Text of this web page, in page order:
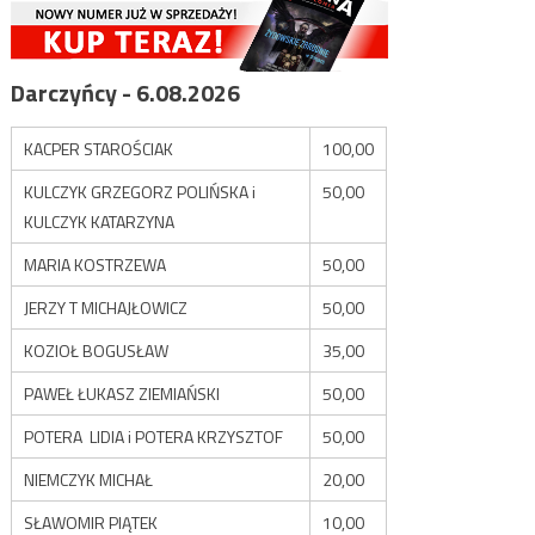
Darczyńcy - 6.08.2026
KACPER STAROŚCIAK
100,00
KULCZYK GRZEGORZ POLIŃSKA i
KULCZYK KATARZYNA
50,00
MARIA KOSTRZEWA
50,00
JERZY T MICHAJŁOWICZ
50,00
KOZIOŁ BOGUSŁAW
35,00
PAWEŁ ŁUKASZ ZIEMIAŃSKI
50,00
POTERA LIDIA i POTERA KRZYSZTOF
50,00
NIEMCZYK MICHAŁ
20,00
SŁAWOMIR PIĄTEK
10,00